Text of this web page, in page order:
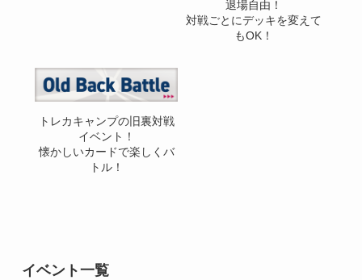
退場自由！
対戦ごとにデッキを変えて
もOK！
トレカキャンプの旧裏対戦
イベント！
懐かしいカードで楽しくバ
トル！
イベント一覧